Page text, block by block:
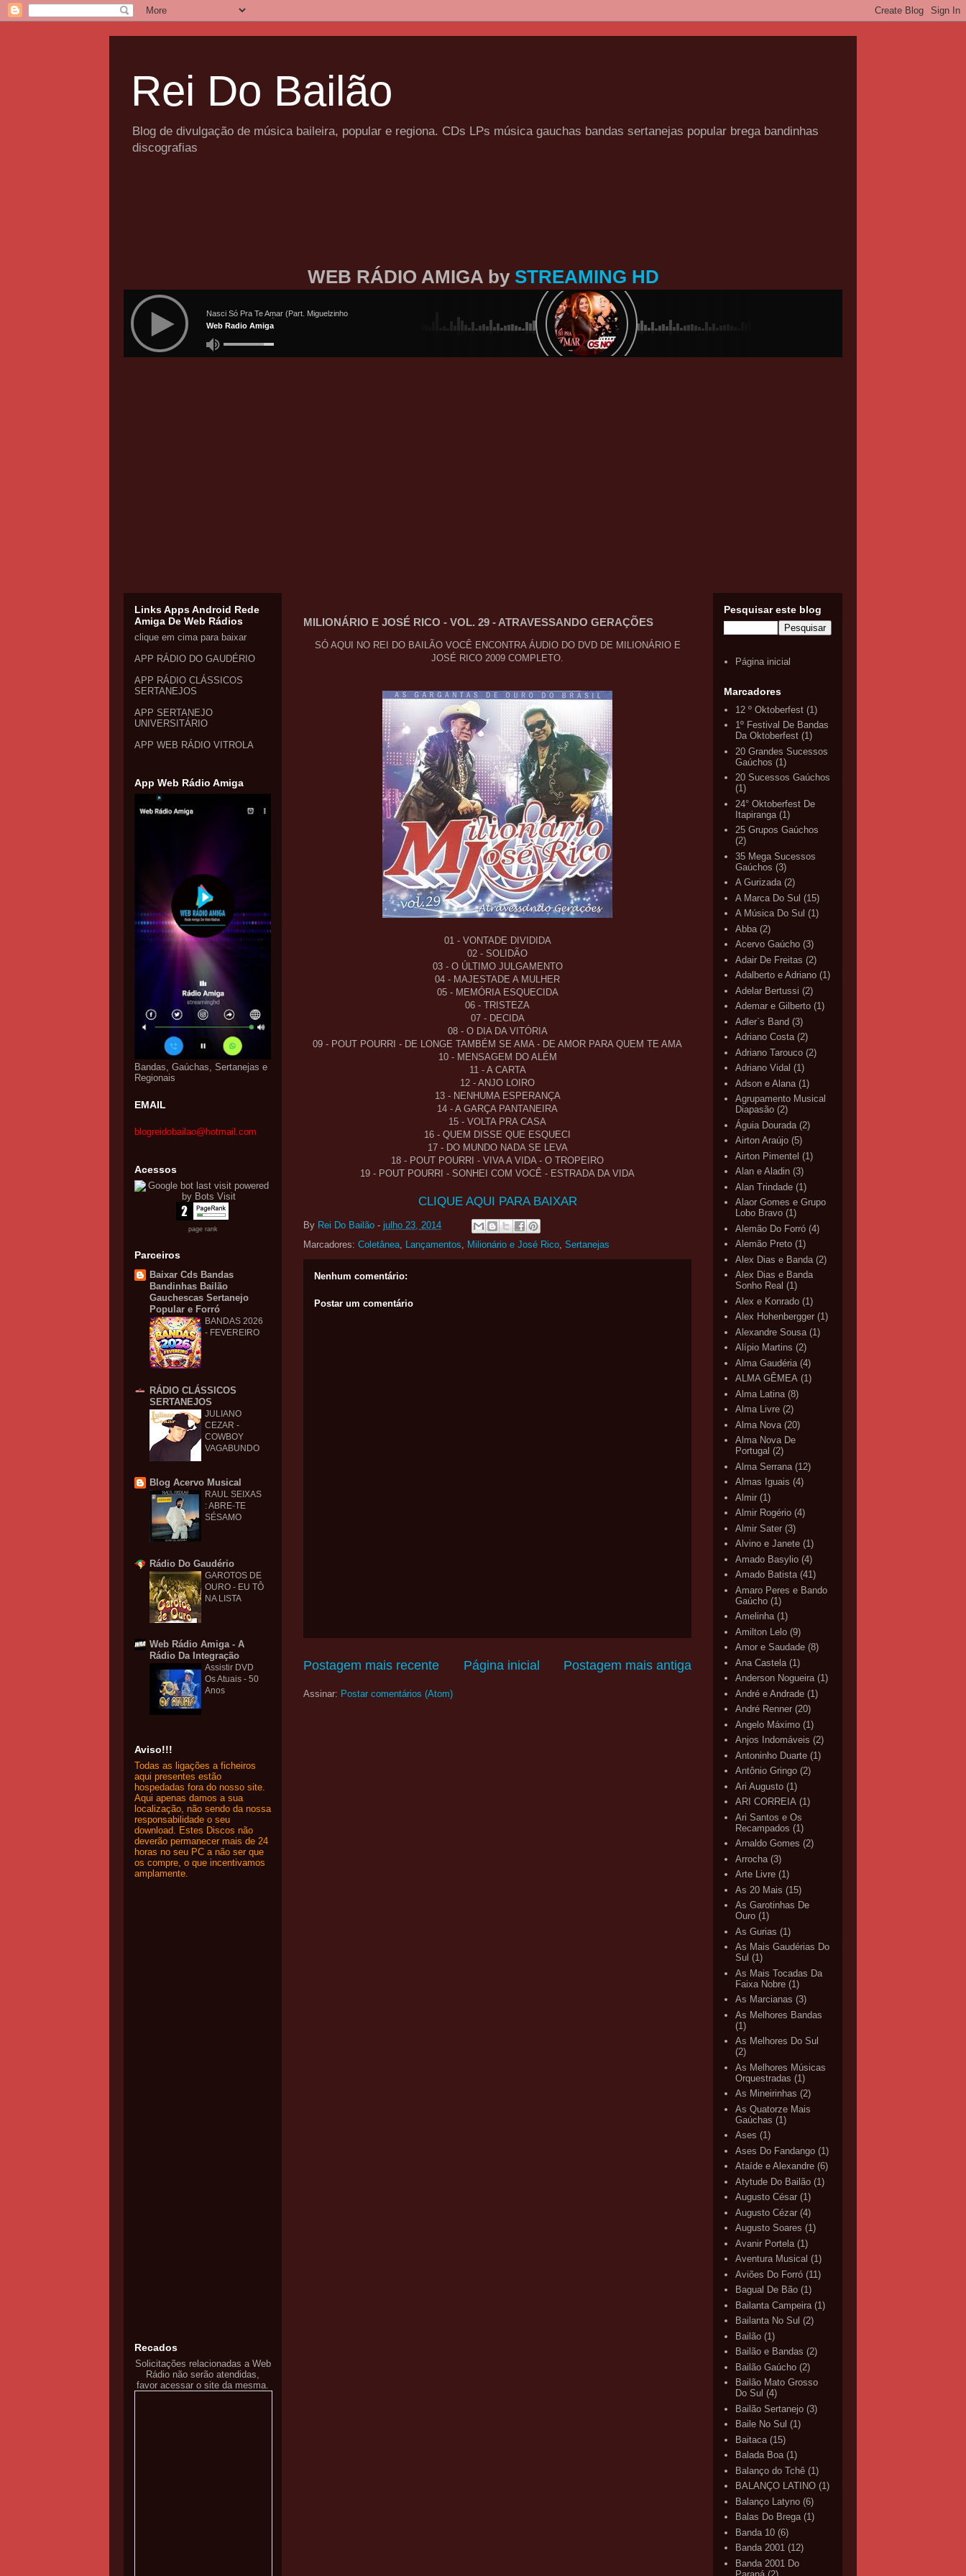
Rei Do Bailão
Blog de divulgação de música baileira, popular e regiona. CDs LPs música gauchas bandas sertanejas popular brega bandinhas
discografias
WEB RÁDIO AMIGA by STREAMING HD
MILIONÁRIO E JOSÉ RICO - VOL. 29 - ATRAVESSANDO GERAÇÕES
SÓ AQUI NO REI DO BAILÃO VOCÊ ENCONTRA ÁUDIO DO DVD DE MILIONÁRIO E
JOSÉ RICO 2009 COMPLETO.
01 - VONTADE DIVIDIDA
02 - SOLIDÃO
03 - O ÚLTIMO JULGAMENTO
04 - MAJESTADE A MULHER
05 - MEMÓRIA ESQUECIDA
06 - TRISTEZA
07 - DECIDA
08 - O DIA DA VITÓRIA
09 - POUT POURRI - DE LONGE TAMBÉM SE AMA - DE AMOR PARA QUEM TE AMA
10 - MENSAGEM DO ALÉM
11 - A CARTA
12 - ANJO LOIRO
13 - NENHUMA ESPERANÇA
14 - A GARÇA PANTANEIRA
15 - VOLTA PRA CASA
16 - QUEM DISSE QUE ESQUECI
17 - DO MUNDO NADA SE LEVA
18 - POUT POURRI - VIVA A VIDA - O TROPEIRO
19 - POUT POURRI - SONHEI COM VOCÊ - ESTRADA DA VIDA
CLIQUE AQUI PARA BAIXAR
By Rei Do Bailão - julho 23, 2014
Marcadores: Coletânea, Lançamentos, Milionário e José Rico, Sertanejas
Nenhum comentário:
Postar um comentário
Postagem mais recente Postagem mais antiga
Página inicial
Assinar: Postar comentários (Atom)
Links Apps Android Rede
Amiga De Web Rádios
clique em cima para baixar
APP RÁDIO DO GAUDÉRIO
APP RÁDIO CLÁSSICOS
SERTANEJOS
APP SERTANEJO
UNIVERSITÁRIO
APP WEB RÁDIO VITROLA
App Web Rádio Amiga
Bandas, Gaúchas, Sertanejas e
Regionais
EMAIL
blogreidobailao@hotmail.com
Acessos
page rank
Parceiros
Baixar Cds Bandas
Bandinhas Bailão
Gauchescas Sertanejo
Popular e Forró
BANDAS 2026
- FEVEREIRO
RÁDIO CLÁSSICOS
SERTANEJOS
JULIANO
CEZAR -
COWBOY
VAGABUNDO
Blog Acervo Musical
RAUL SEIXAS
: ABRE-TE
SÉSAMO
Rádio Do Gaudério
GAROTOS DE
OURO - EU TÔ
NA LISTA
Web Rádio Amiga - A
Rádio Da Integração
Assistir DVD
Os Atuais - 50
Anos
Aviso!!!
Todas as ligações a ficheiros
aqui presentes estão
hospedadas fora do nosso site.
Aqui apenas damos a sua
localização, não sendo da nossa
responsabilidade o seu
download. Estes Discos não
deverão permanecer mais de 24
horas no seu PC a não ser que
os compre, o que incentivamos
amplamente.
Recados
Solicitações relacionadas a Web
Rádio não serão atendidas,
favor acessar o site da mesma.
Pesquisar este blog
Página inicial
Marcadores
12 º Oktoberfest (1)
1º Festival De Bandas
Da Oktoberfest (1)
20 Grandes Sucessos
Gaúchos (1)
20 Sucessos Gaúchos
(1)
24° Oktoberfest De
Itapiranga (1)
25 Grupos Gaúchos
(2)
35 Mega Sucessos
Gaúchos (3)
A Gurizada (2)
A Marca Do Sul (15)
A Música Do Sul (1)
Abba (2)
Acervo Gaúcho (3)
Adair De Freitas (2)
Adalberto e Adriano (1)
Adelar Bertussi (2)
Ademar e Gilberto (1)
Adler`s Band (3)
Adriano Costa (2)
Adriano Tarouco (2)
Adriano Vidal (1)
Adson e Alana (1)
Agrupamento Musical
Diapasão (2)
Águia Dourada (2)
Airton Araújo (5)
Airton Pimentel (1)
Alan e Aladin (3)
Alan Trindade (1)
Alaor Gomes e Grupo
Lobo Bravo (1)
Alemão Do Forró (4)
Alemão Preto (1)
Alex Dias e Banda (2)
Alex Dias e Banda
Sonho Real (1)
Alex e Konrado (1)
Alex Hohenbergger (1)
Alexandre Sousa (1)
Alípio Martins (2)
Alma Gaudéria (4)
ALMA GÊMEA (1)
Alma Latina (8)
Alma Livre (2)
Alma Nova (20)
Alma Nova De
Portugal (2)
Alma Serrana (12)
Almas Iguais (4)
Almir (1)
Almir Rogério (4)
Almir Sater (3)
Alvino e Janete (1)
Amado Basylio (4)
Amado Batista (41)
Amaro Peres e Bando
Gaúcho (1)
Amelinha (1)
Amilton Lelo (9)
Amor e Saudade (8)
Ana Castela (1)
Anderson Nogueira (1)
André e Andrade (1)
André Renner (20)
Angelo Máximo (1)
Anjos Indomáveis (2)
Antoninho Duarte (1)
Antônio Gringo (2)
Ari Augusto (1)
ARI CORREIA (1)
Ari Santos e Os
Recampados (1)
Arnaldo Gomes (2)
Arrocha (3)
Arte Livre (1)
As 20 Mais (15)
As Garotinhas De
Ouro (1)
As Gurias (1)
As Mais Gaudérias Do
Sul (1)
As Mais Tocadas Da
Faixa Nobre (1)
As Marcianas (3)
As Melhores Bandas
(1)
As Melhores Do Sul
(2)
As Melhores Músicas
Orquestradas (1)
As Mineirinhas (2)
As Quatorze Mais
Gaúchas (1)
Ases (1)
Ases Do Fandango (1)
Ataíde e Alexandre (6)
Atytude Do Bailão (1)
Augusto César (1)
Augusto Cézar (4)
Augusto Soares (1)
Avanir Portela (1)
Aventura Musical (1)
Aviões Do Forró (11)
Bagual De Bão (1)
Bailanta Campeira (1)
Bailanta No Sul (2)
Bailão (1)
Bailão e Bandas (2)
Bailão Gaúcho (2)
Bailão Mato Grosso
Do Sul (4)
Bailão Sertanejo (3)
Baile No Sul (1)
Baitaca (15)
Balada Boa (1)
Balanço do Tchê (1)
BALANÇO LATINO (1)
Balanço Latyno (6)
Balas Do Brega (1)
Banda 10 (6)
Banda 2001 (12)
Banda 2001 Do